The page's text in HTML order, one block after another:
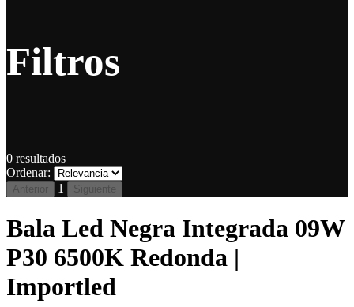
Filtros
0 resultados
Ordenar:
Anterior 1 Siguiente
Bala Led Negra Integrada 09W
P30 6500K Redonda |
Importled